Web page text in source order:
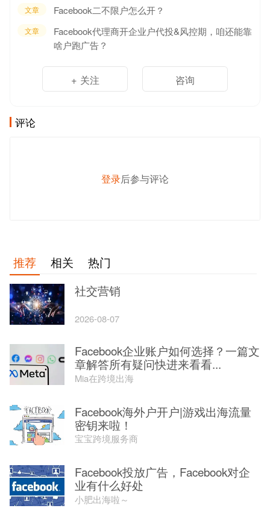
文章 Facebook二不限户怎么开？
文章
Facebook代理商开企业户代投&风控期，咱还能靠
啥户跑广告？
+ 关注 咨询
评论
登录后参与评论
推荐 相关
热门
社交营销
2026-08-07
Facebook企业账户如何选择？一篇文
章解答所有疑问快进来看看...
Mia在跨境出海
Facebook海外户开户|游戏出海流量
密钥来啦！
宝宝跨境服务商
Facebook投放广告，Facebook对企
业有什么好处
小肥出海啦～